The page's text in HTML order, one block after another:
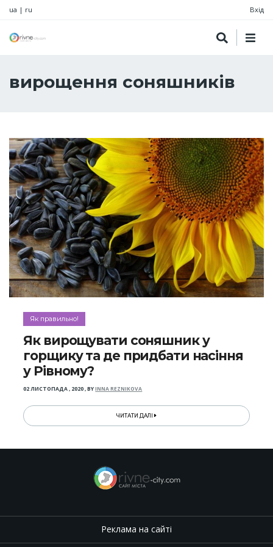
ua | ru Вхід
вирощення соняшників
Як правильно!
Як вирощувати соняшник у
горщику та де придбати насіння
у Рівному?
02 ЛИСТОПАДА , 2020,BYINNA REZNIKOVA
ЧИТАТИ ДАЛІ
Реклама на сайті